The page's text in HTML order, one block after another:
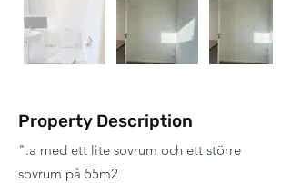
Property Description
":a med ett lite sovrum och ett större
sovrum på 55m2